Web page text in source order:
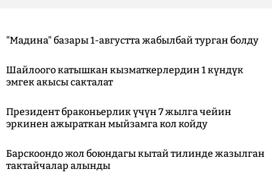
"Мадина" базары 1-августта жабылбай турган болду
Шайлоого катышкан кызматкерлердин 1 күндүк
эмгек акысы сакталат
Президент браконьерлик үчүн 7 жылга чейин
эркинен ажыраткан мыйзамга кол койду
Барскоондо жол боюндагы кытай тилинде жазылган
тактайчалар алынды